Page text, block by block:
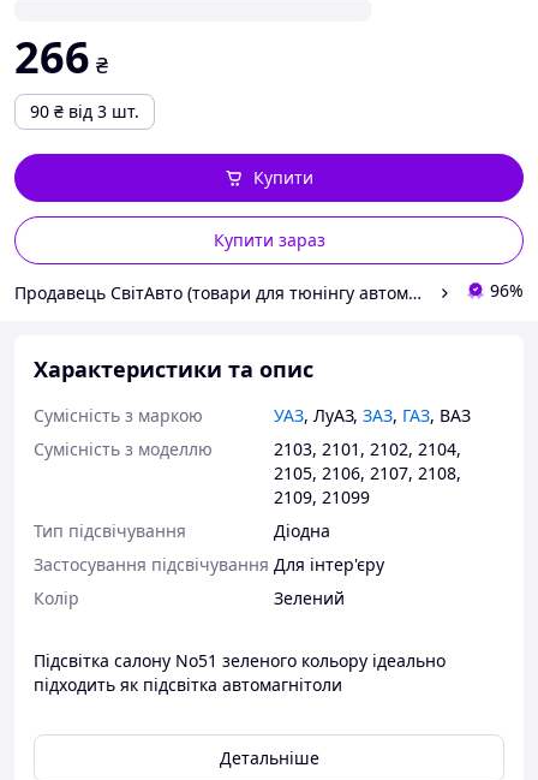
266 ₴
90 ₴ від 3 шт.
Купити зараз
Купити
Продавець СвітАвто (товари для тюнінгу автомобілів ВАЗ) 96%
Характеристики та опис
Сумісність з маркою УАЗ, ЛуАЗ, ЗАЗ, ГАЗ, ВАЗ
Сумісність з моделлю
2103, 2101 , 2102, 2104,
2105, 2106, 2107, 2108,
2109, 21099
Тип підсвічування
Діодна
Застосування підсвічування Для інтер'єру
Колір
Зелений
Підсвітка салону No51 зеленого кольору ідеально
підходить як підсвітка автомагнітоли
Детальніше